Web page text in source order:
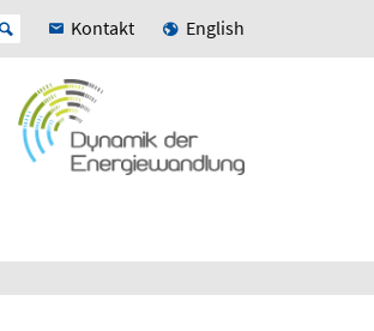
Kontakt English